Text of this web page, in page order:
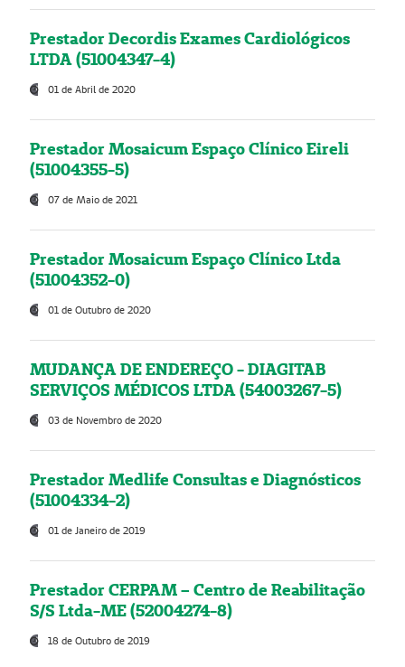
Prestador Decordis Exames Cardiológicos
LTDA (51004347-4)
01 de Abril de 2020
Prestador Mosaicum Espaço Clínico Eireli
(51004355-5)
07 de Maio de 2021
Prestador Mosaicum Espaço Clínico Ltda
(51004352-0)
01 de Outubro de 2020
MUDANÇA DE ENDEREÇO - DIAGITAB
SERVIÇOS MÉDICOS LTDA (54003267-5)
03 de Novembro de 2020
Prestador Medlife Consultas e Diagnósticos
(51004334-2)
01 de Janeiro de 2019
Prestador CERPAM – Centro de Reabilitação
S/S Ltda-ME (52004274-8)
18 de Outubro de 2019